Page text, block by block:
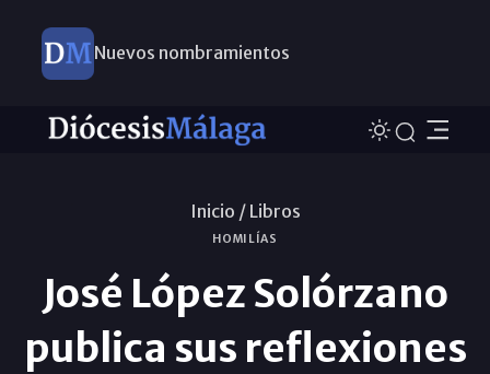
Nuevos nombramientos
Inicio / Libros
HOMILÍAS
José López Solórzano
publica sus reflexiones